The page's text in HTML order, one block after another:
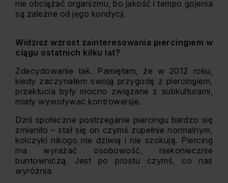
nie obciążać organizmu, bo jakość i tempo gojenia
są zależne od jego kondycji.
Widzisz wzrost zainteresowania piercingiem w
ciągu ostatnich kilku lat?
Zdecydowanie tak. Pamiętam, że w 2012 roku,
kiedy zaczynałem swoją przygodę z piercingiem,
przekłucia były mocno związane z subkulturami,
miały wywoływać kontrowersje.
Dziś społeczne postrzeganie piercingu bardzo się
zmieniło – stał się on czymś zupełnie normalnym,
kolczyki nikogo nie dziwią i nie szokują. Piercing
ma wyrażać osobowość, niekoniecznie
buntowniczą. Jest po prostu czymś, co nas
wyróżnia.